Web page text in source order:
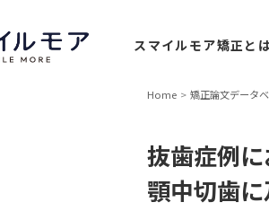
スマイルモア矯正と
Home 矯正論文データ
抜歯症例
顎中切歯